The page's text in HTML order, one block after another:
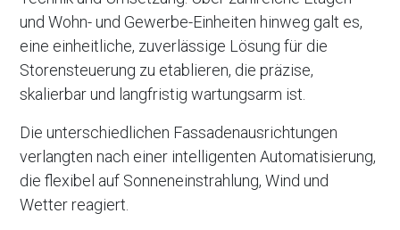
und Wohn- und Gewerbe-Einheiten hinweg galt es,
eine einheitliche, zuverlässige Lösung für die
Storensteuerung zu etablieren, die präzise,
skalierbar und langfristig wartungsarm ist.
Die unterschiedlichen Fassadenausrichtungen
verlangten nach einer intelligenten Automatisierung,
die flexibel auf Sonneneinstrahlung, Wind und
Wetter reagiert.